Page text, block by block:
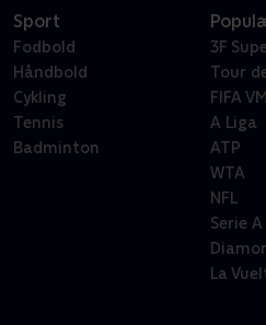
Sport
Fodbold
Håndbold
Cykling
Tennis
Badminton
3F
Tour
FIFA
A Liga
ATP
WTA
NFL
Serie A
La